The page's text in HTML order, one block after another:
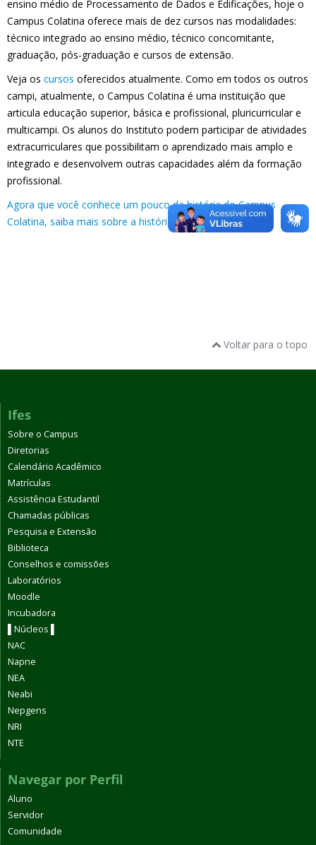
ensino médio de Processamento de Dados e Edificações, hoje o
Campus Colatina oferece mais de dez cursos nas modalidades:
técnico integrado ao ensino médio, técnico concomitante,
graduação, pós-graduação e cursos de extensão.
Veja os cursos oferecidos atualmente. Como em todos os outros
campi, atualmente, o Campus Colatina é uma instituição que
articula educação superior, básica e profissional, pluricurricular e
multicampi. Os alunos do Instituto podem participar de atividades
extracurriculares que possibilitam o aprendizado mais amplo e
integrado e desenvolvem outras capacidades além da formação
profissional.
Agora que você conhece um pouco da história do Campus
Colatina, saiba mais sobre a história do Ifes
Voltar para o topo
Ifes
Sobre o Campus
Diretorias
Calendário Acadêmico
Matrículas
Assistência Estudantil
Chamadas públicas
Pesquisa e Extensão
Biblioteca
Conselhos e comissões
Laboratórios
Moodle
Incubadora
▌Núcleos ▌
NAC
Napne
NEA
Neabi
Nepgens
NRI
NTE
Navegar por Perfil
Aluno
Servidor
Comunidade